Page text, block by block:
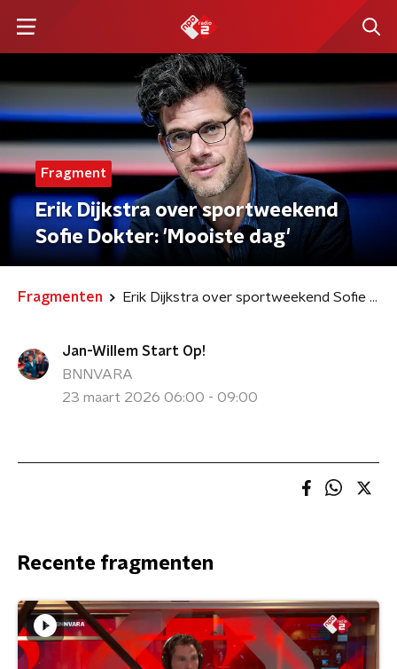
Fragment
Erik Dijkstra over sportweekend
Sofie Dokter: 'Mooiste dag'
Fragmenten Erik Dijkstra over sportweekend Sofie Dokter: 'Mooiste dag'
Jan-Willem Start Op!
BNNVARA
23 maart 2026 06:00 - 09:00
Recente fragmenten